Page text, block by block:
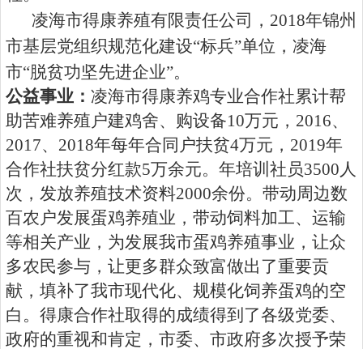
凌海市得康养殖有限责任公司， 2018年锦州
市基层党组织规范化建设“标兵”单位，凌海
市“脱贫功坚先进企业”。
公益事业： 凌海市得康养鸡专业合作社累计帮
助苦难养殖户建鸡舍、购设备10万元， 2016、
2017、 2018年每年合同户扶贫4万元， 2019年
合作社扶贫分红款5万余元。年培训社员3500 人
次，发放养殖技术资料2000余份。带动周边数
百农户发展蛋鸡养殖业，带动饲料加工、运输
等相关产业，为发展我市蛋鸡养殖事业，让众
多农民参与，让更多群众致富做出了重要贡
献，填补了我市现代化、规模化饲养蛋鸡的空
白。得康合作社取得的成绩得到了各级党委、
政府的重视和肯定，市委、市政府多次授予荣